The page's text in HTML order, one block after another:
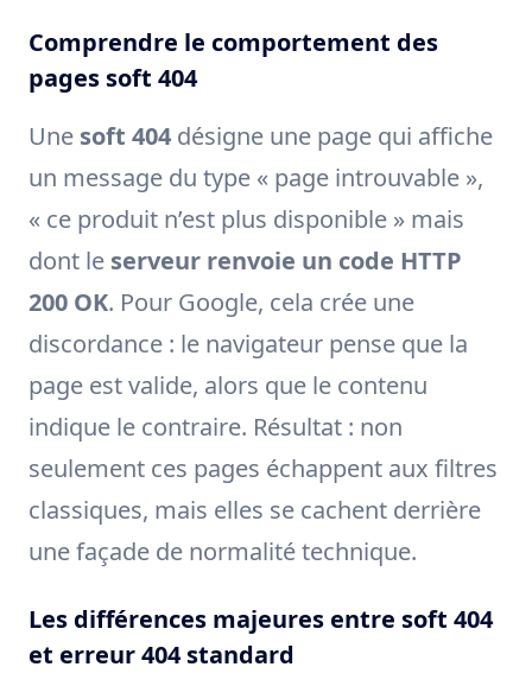
Comprendre le comportement des
pages soft 404
Une soft 404 désigne une page qui affiche
un message du type « page introuvable »,
« ce produit n’est plus disponible » mais
dont le serveur renvoie un code HTTP
200 OK. Pour Google, cela crée une
discordance : le navigateur pense que la
page est valide, alors que le contenu
indique le contraire. Résultat : non
seulement ces pages échappent aux filtres
classiques, mais elles se cachent derrière
une façade de normalité technique.
Les différences majeures entre soft 404
et erreur 404 standard